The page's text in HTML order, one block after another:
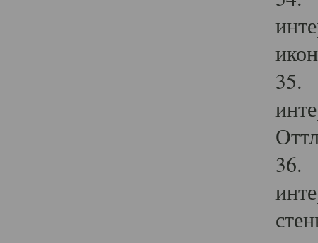
35.
36.